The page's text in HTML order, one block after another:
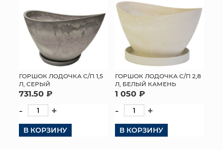
ГОРШОК ЛОДОЧКА С/П 1,5
Л, СЕРЫЙ
731.50 ₽
- +
В КОРЗИНУ
ГОРШОК ЛОДОЧКА С/П 2,8
Л, БЕЛЫЙ КАМЕНЬ
1 050 ₽
- +
В КОРЗИНУ